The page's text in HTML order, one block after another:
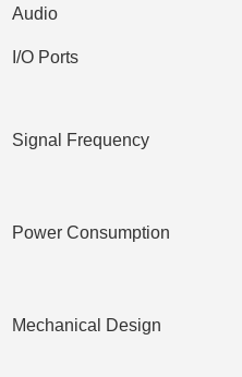
Audio
I/O Ports
Signal Frequency
Power Consumption
Mechanical Design